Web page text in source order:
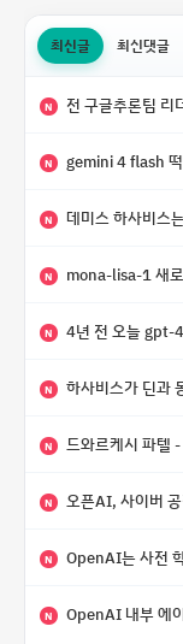
최신글 최신댓글
N 전 구글추론팀
N gemini 4 flash
N 데미스 하사비스는 20
N mona-lisa-1 새
N 4년 전 오늘 gpt-
N 하사비스가 딘과
N 드와르케시 파텔
N 오픈AI, 사이버 공격
N OpenAI는 사전 학습 문제를 해
N OpenAI 내부 에